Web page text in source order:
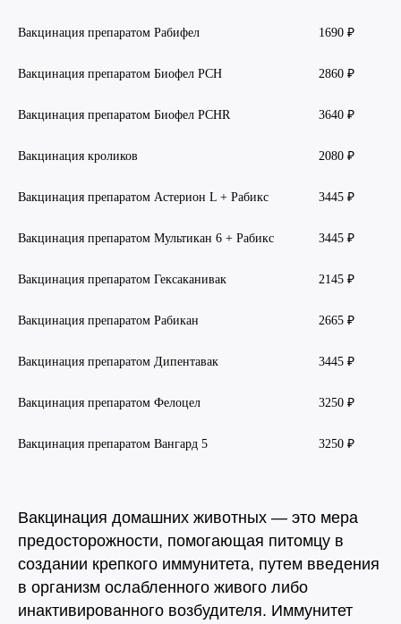
Вакцинация препаратом Рабифел 1690 ₽
Вакцинация препаратом Биофел PCH 2860 ₽
Вакцинация препаратом Биофел PCHR 3640 ₽
Вакцинация кроликов 2080 ₽
Вакцинация препаратом Астерион L + Рабикс 3445 ₽
Вакцинация препаратом Мультикан 6 + Рабикс 3445 ₽
Вакцинация препаратом Гексаканивак 2145 ₽
Вакцинация препаратом Рабикан 2665 ₽
Вакцинация препаратом Дипентавак 3445 ₽
Вакцинация препаратом Фелоцел 3250 ₽
Вакцинация препаратом Вангард 5 3250 ₽
Вакцинация домашних животных — это мера
предосторожности, помогающая питомцу в
создании крепкого иммунитета, путем введения
в организм ослабленного живого либо
инактивированного возбудителя. Иммунитет